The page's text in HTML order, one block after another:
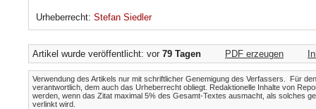
Urheberrecht: Stefan Siedler
Artikel wurde veröffentlicht: vor 79 Tagen PDF erzeugen
Verwendung des Artikels nur mit schriftlicher Genemigung des Verfassers. Für
verantwortlich, dem auch das Urheberrecht obliegt. Redaktionelle Inhalte von
werden, wenn das Zitat maximal 5% des Gesamt-Textes ausmacht, als solches
verlinkt wird.